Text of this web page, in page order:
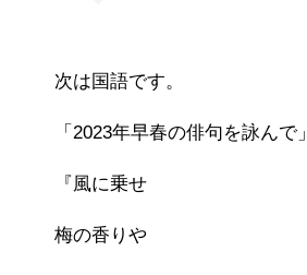
次は国語です。
「2023年早春の俳句を詠んで」
『風に乗せ
梅の香りや